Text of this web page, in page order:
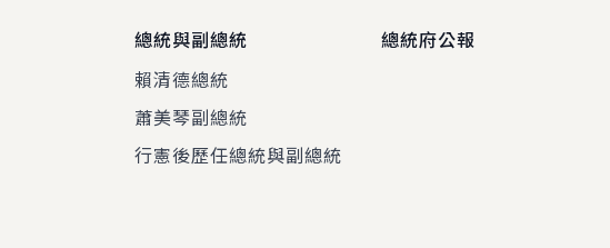
總統與副總統
賴清德總統
蕭美琴副總統
行憲後歷任總統與副總統
總統府公報